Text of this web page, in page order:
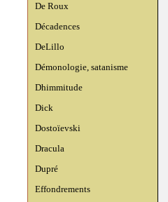
De Roux
Décadences
DeLillo
Démonologie, satanisme
Dhimmitude
Dick
Dostoïevski
Dracula
Dupré
Effondrements